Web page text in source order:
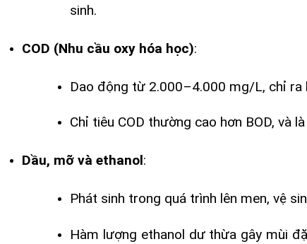
sinh.
COD (Nhu cầu oxy hóa học):
Dao động từ 2.000–4.000 mg/L, chỉ ra
Chỉ tiêu COD thường cao hơn BOD, và
Dầu, mỡ và ethanol:
Phát sinh trong quá trình lên men, vệ
Hàm lượng ethanol dư thừa gây mùi